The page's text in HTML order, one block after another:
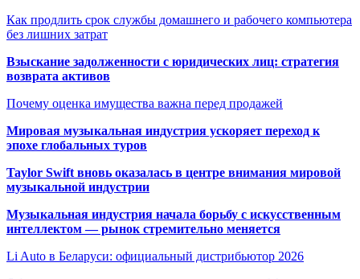
Как продлить срок службы домашнего и рабочего компьютера
без лишних затрат
Взыскание задолженности с юридических лиц: стратегия
возврата активов
Почему оценка имущества важна перед продажей
Мировая музыкальная индустрия ускоряет переход к
эпохе глобальных туров
Taylor Swift вновь оказалась в центре внимания мировой
музыкальной индустрии
Музыкальная индустрия начала борьбу с искусственным
интеллектом — рынок стремительно меняется
Li Auto в Беларуси: официальный дистрибьютор 2026